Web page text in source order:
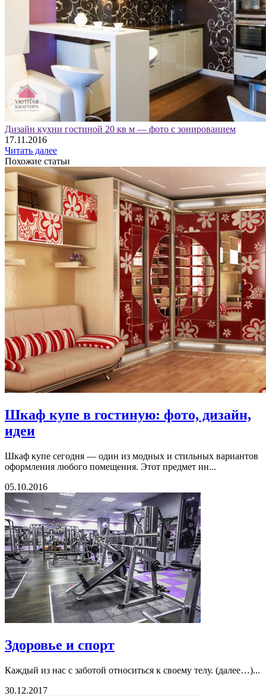
Дизайн кухни гостиной 20 кв м — фото с зонированием
17.11.2016
Читать далее
Похожие статьи
Шкаф купе в гостиную: фото, дизайн,
идеи
Шкаф купе сегодня — один из модных и стильных вариантов
оформления любого помещения. Этот предмет ин...
05.10.2016
Здоровье и спорт
Каждый из нас с заботой относиться к своему телу. (далее…)...
30.12.2017